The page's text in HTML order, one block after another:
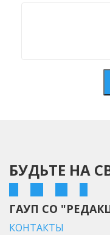
БУДЬТЕ НА
ГАУП СО
КОНТАКТЫ